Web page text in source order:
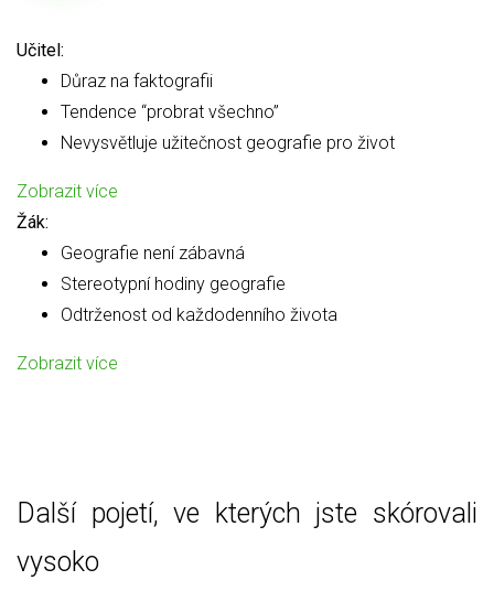
Učitel:
Důraz na faktografii
Tendence “probrat všechno”
Nevysvětluje užitečnost geografie pro život
Zobrazit více
Žák:
Geografie není zábavná
Stereotypní hodiny geografie
Odtrženost od každodenního života
Zobrazit více
Další pojetí, ve kterých jste skórovali
vysoko